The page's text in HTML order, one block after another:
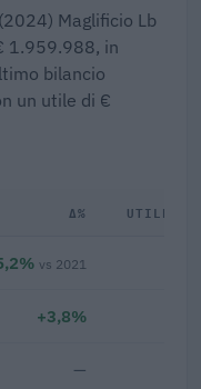
Maglificio Lb
1.959.988, in
bilancio
un utile di €
Δ% UTILE/
vs 2021
+3,8%
—